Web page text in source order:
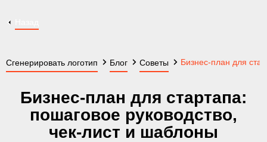
Сгенерировать логотип Блог Советы Бизнес-план для
Бизнес-план для стартапа:
пошаговое руководство,
чек-лист и шаблоны